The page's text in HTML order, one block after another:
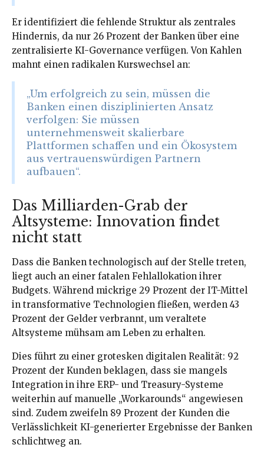
Er identifiziert die fehlende Struktur als zentrales
Hindernis, da nur 26 Prozent der Banken über eine
zentralisierte KI-Governance verfügen. Von Kahlen
mahnt einen radikalen Kurswechsel an:
„Um erfolgreich zu sein, müssen die
Banken einen disziplinierten Ansatz
verfolgen: Sie müssen
unternehmensweit skalierbare
Plattformen schaffen und ein Ökosystem
aus vertrauenswürdigen Partnern
aufbauen“.
Das Milliarden-Grab der
Altsysteme: Innovation findet
nicht statt
Dass die Banken technologisch auf der Stelle treten,
liegt auch an einer fatalen Fehlallokation ihrer
Budgets. Während mickrige 29 Prozent der IT-Mittel
in transformative Technologien fließen, werden 43
Prozent der Gelder verbrannt, um veraltete
Altsysteme mühsam am Leben zu erhalten.
Dies führt zu einer grotesken digitalen Realität: 92
Prozent der Kunden beklagen, dass sie mangels
Integration in ihre ERP- und Treasury-Systeme
weiterhin auf manuelle „Workarounds“ angewiesen
sind. Zudem zweifeln 89 Prozent der Kunden die
Verlässlichkeit KI-generierter Ergebnisse der Banken
schlichtweg an.